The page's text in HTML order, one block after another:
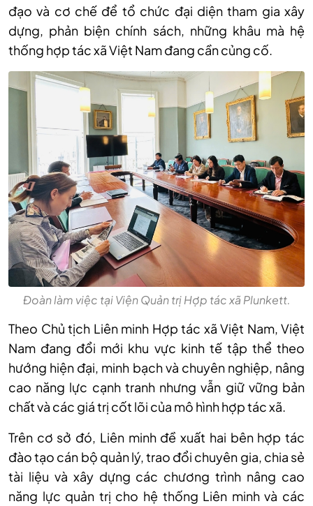
đạo và cơ chế để tổ chức đại diện tham gia xây
dựng, phản biện chính sách, những khâu mà hệ
thống hợp tác xã Việt Nam đang cần củng cố.
Đoàn làm việc tại Viện Quản trị Hợp tác xã Plunkett.
Theo Chủ tịch Liên minh Hợp tác xã Việt Nam, Việt
Nam đang đổi mới khu vực kinh tế tập thể theo
hướng hiện đại, minh bạch và chuyên nghiệp, nâng
cao năng lực cạnh tranh nhưng vẫn giữ vững bản
chất và các giá trị cốt lõi của mô hình hợp tác xã.
Trên cơ sở đó, Liên minh đề xuất hai bên hợp tác
đào tạo cán bộ quản lý, trao đổi chuyên gia, chia sẻ
tài liệu và xây dựng các chương trình nâng cao
năng lực quản trị cho hệ thống Liên minh và các